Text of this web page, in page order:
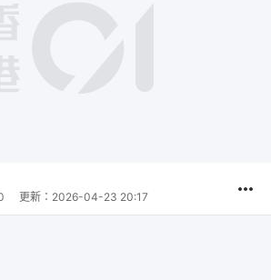
更新： 2026-04-23 20:17